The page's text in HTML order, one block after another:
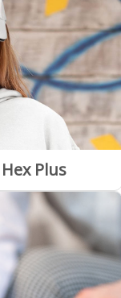
Plus